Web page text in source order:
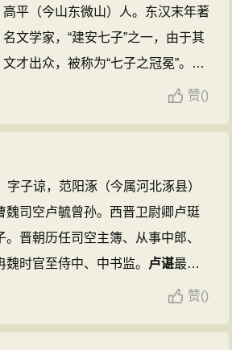
高平（今山东微山）人。东汉末年著
名文学家，“建安七子”之一，由于其
文才出众，被称为“七子之冠冕”。初
赞()
字子谅，范阳涿（今属河北涿县）
魏司空卢毓曾孙。西晋卫尉卿卢珽
晋朝历任司空主簿、从事中郎、
时官至侍中、中书监。 卢谌最初
洛阳失陷，随父北依刘琨，途中被
赞()